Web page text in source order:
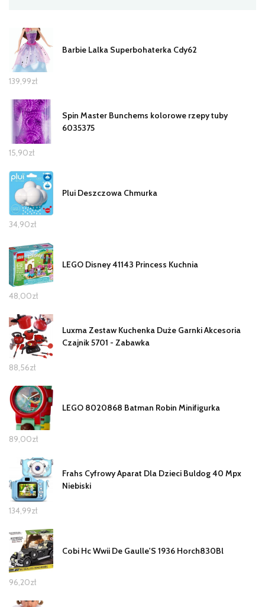
Barbie Lalka Superbohaterka Cdy62
139,99zł
Spin Master Bunchems kolorowe rzepy tuby
6035375
15,90zł
Plui Deszczowa Chmurka
34,90zł
LEGO Disney 41143 Princess Kuchnia
48,00zł
Luxma Zestaw Kuchenka Duże Garnki Akcesoria
Czajnik 5701 - Zabawka
88,56zł
LEGO 8020868 Batman Robin Minifigurka
89,00zł
Frahs Cyfrowy Aparat Dla Dzieci Buldog 40 Mpx
Niebiski
134,99zł
Cobi Hc Wwii De Gaulle'S 1936 Horch830Bl
96,20zł